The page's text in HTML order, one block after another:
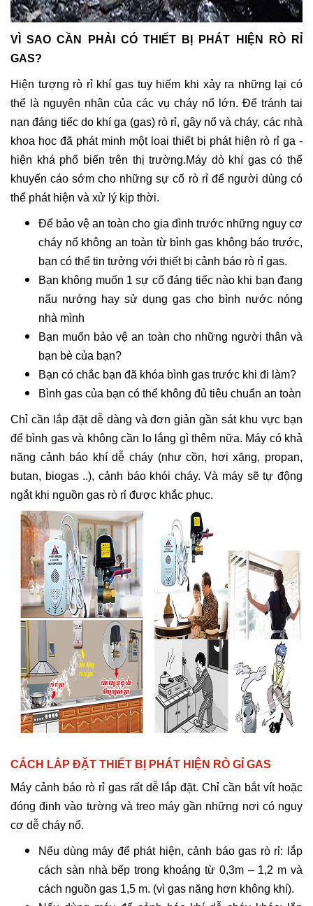
VÌ SAO CẦN PHẢI CÓ THIẾT BỊ PHÁT HIỆN RÒ RỈ
GAS?
Hiện tượng rò rỉ khí gas tuy hiếm khi xảy ra những lại có
thể là nguyên nhân của các vụ cháy nổ lớn. Để tránh tai
nạn đáng tiếc do khí ga (gas) rò rỉ, gây nổ và cháy, các nhà
khoa học đã phát minh một loại thiết bị phát hiện rò rỉ ga -
hiện khá phổ biến trên thị trường.Máy dò khí gas có thể
khuyến cáo sớm cho những sự cố rò rỉ để người dùng có
thể phát hiện và xử lý kịp thời.
Để bảo vệ an toàn cho gia đình trước những nguy cơ
cháy nổ không an toàn từ bình gas không báo trước,
bạn có thể tin tưởng với thiết bị cảnh báo rò rỉ gas.
Bạn không muốn 1 sự cố đáng tiếc nào khi bạn đang
nấu nướng hay sử dụng gas cho bình nước nóng
nhà mình
Bạn muốn bảo vệ an toàn cho những người thân và
bạn bè của bạn?
Bạn có chắc bạn đã khóa bình gas trước khi đi làm?
Bình gas của bạn có thể không đủ tiêu chuẩn an toàn
Chỉ cần lắp đặt dễ dàng và đơn giản gần sát khu vực bạn
để bình gas và không cần lo lắng gì thêm nữa. Máy có khả
năng cảnh báo khí dễ cháy (như cồn, hơi xăng, propan,
butan, biogas ..), cảnh báo khói cháy. Và máy sẽ tự động
ngắt khi nguồn gas rò rỉ được khắc phục.
CÁCH LẮP ĐẶT THIẾT BỊ PHÁT HIỆN RÒ GỈ GAS
Máy cảnh báo rò rỉ gas rất dễ lắp đặt. Chỉ cần bắt vít hoặc
đóng đinh vào tường và treo máy gần những nơi có nguy
cơ dễ cháy nổ.
Nếu dùng máy để phát hiện, cảnh báo gas rò rỉ: lắp
cách sàn nhà bếp trong khoảng từ 0,3m – 1,2 m và
cách nguồn gas 1,5 m. (vì gas nặng hơn không khí).